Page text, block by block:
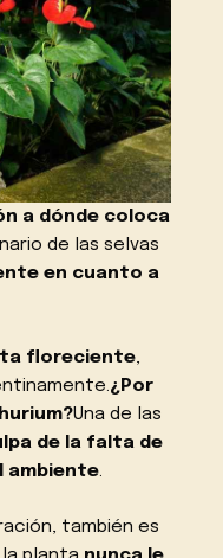
a dónde coloca
de las selvas
en cuanto a
floreciente,
¿Por
Una de las
de la falta de
ambiente.
también es